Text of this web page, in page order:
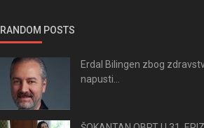
RANDOM POSTS
Erdal Bilingen zbog
napusti...